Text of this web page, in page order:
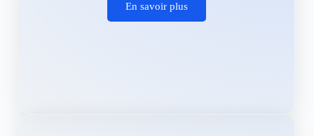
En savoir plus